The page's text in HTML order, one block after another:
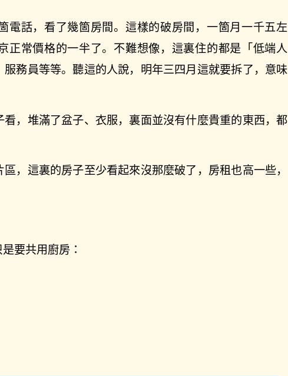
電話，看了幾箇房間。這樣的破房間，一箇月一千五左
正常價格的一半了。不難想像，這裏住的都是「低端人
務員等等。聽這的人說，明年三四月這就要拆了，意味
，堆滿了盆子、衣服，裏面並沒有什麼貴重的東西，都
，這裏的房子至少看起來沒那麼破了，房租也高一些，
要共用廚房：